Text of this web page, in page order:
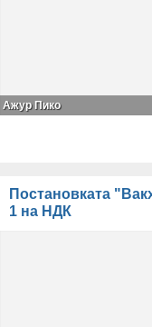
Ажур Пико
Постановката
1 на НДК